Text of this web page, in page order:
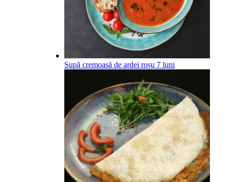
Supă cremoasă de ardei roșu 7 luni